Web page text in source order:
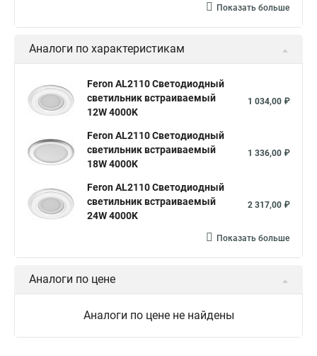
Показать больше
Аналоги по характеристикам
Feron AL2110 Светодиодный
светильник встраиваемый
12W 4000K
1 034,00 ₽
Feron AL2110 Светодиодный
светильник встраиваемый
18W 4000K
1 336,00 ₽
Feron AL2110 Светодиодный
светильник встраиваемый
24W 4000K
2 317,00 ₽
Показать больше
Аналоги по цене
Аналоги по цене не найдены